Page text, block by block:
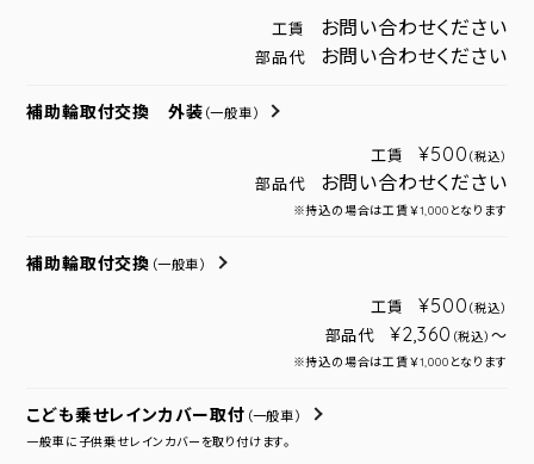
工賃 お問い合わせください
部品代 お問い合わせください
補助輪取付交換 外装 （一般車）
工賃 ¥500 （税込）
部品代 お問い合わせください
※持込の場合は工賃￥1,000となります
補助輪取付交換 （一般車）
工賃 ¥500 （税込）
部品代 ¥2,360 （税込） ～
※持込の場合は工賃￥1,000となります
こども乗せレインカバー取付 （一般車）
一般車に子供乗せレインカバーを取り付けます。